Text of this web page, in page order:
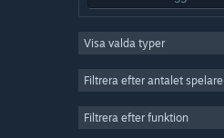
MMO
Indie
Visa valda typer
Filtrera efter antalet spelare
Filtrera efter funktion